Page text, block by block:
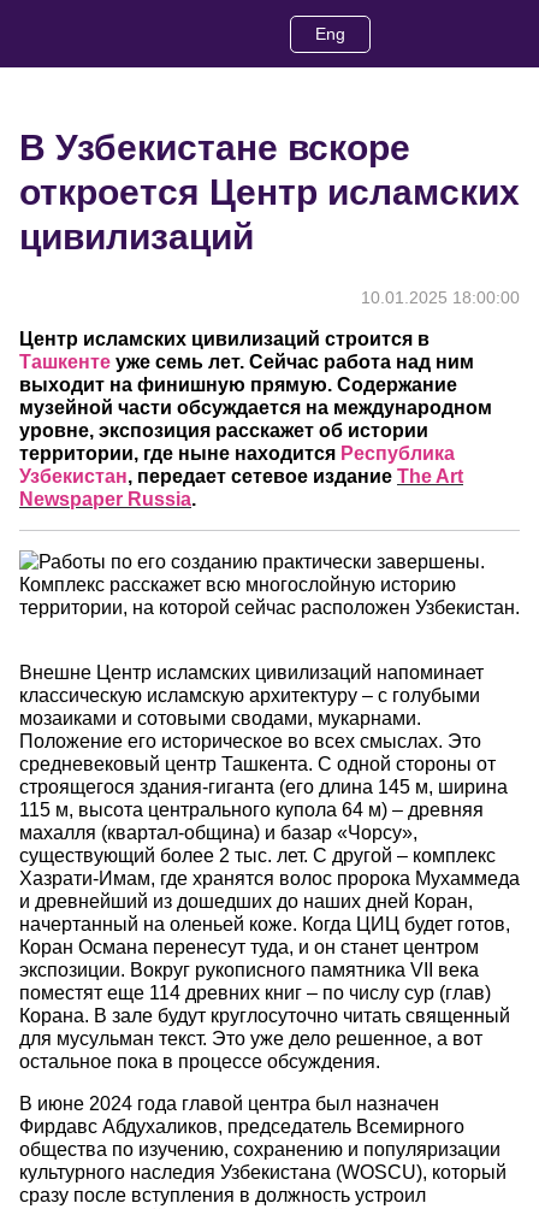
Eng
В Узбекистане вскоре
откроется Центр исламских
цивилизаций
10.01.2025 18:00:00
Центр исламских цивилизаций строится в
Ташкенте уже семь лет. Сейчас работа над ним
выходит на финишную прямую. Содержание
музейной части обсуждается на международном
уровне, экспозиция расскажет об истории
территории, где ныне находится Республика
Узбекистан, передает сетевое издание The Art
Newspaper Russia.
Внешне Центр исламских цивилизаций напоминает
классическую исламскую архитектуру – с голубыми
мозаиками и сотовыми сводами, мукарнами.
Положение его историческое во всех смыслах. Это
средневековый центр Ташкента. С одной стороны от
строящегося здания-гиганта (его длина 145 м, ширина
115 м, высота центрального купола 64 м) – древняя
махалля (квартал-община) и базар «Чорсу»,
существующий более 2 тыс. лет. С другой – комплекс
Хазрати-Имам, где хранятся волос пророка Мухаммеда
и древнейший из дошедших до наших дней Коран,
начертанный на оленьей коже. Когда ЦИЦ будет готов,
Коран Османа перенесут туда, и он станет центром
экспозиции. Вокруг рукописного памятника VII века
поместят еще 114 древних книг – по числу сур (глав)
Корана. В зале будут круглосуточно читать священный
для мусульман текст. Это уже дело решенное, а вот
остальное пока в процессе обсуждения.
В июне 2024 года главой центра был назначен
Фирдавс Абдухаликов, председатель Всемирного
общества по изучению, сохранению и популяризации
культурного наследия Узбекистана (WOSCU), который
сразу после вступления в должность устроил